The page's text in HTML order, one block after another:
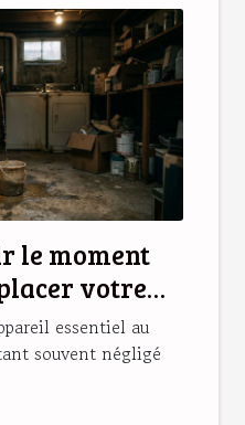
le moment
votre
essentiel au
souvent négligé